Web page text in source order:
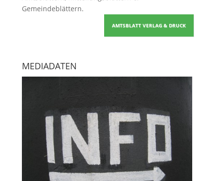
Gemeindeblättern.
AMTSBLATT VERLAG & DRUCK
MEDIADATEN